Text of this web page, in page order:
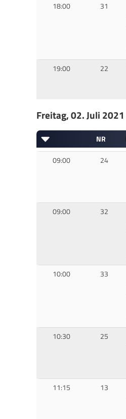
18:00 31
19:00 22
Freitag, 02. Juli 2021
NR
09:00
24
09:00 32
10:00 33
10:30 25
11:15 13